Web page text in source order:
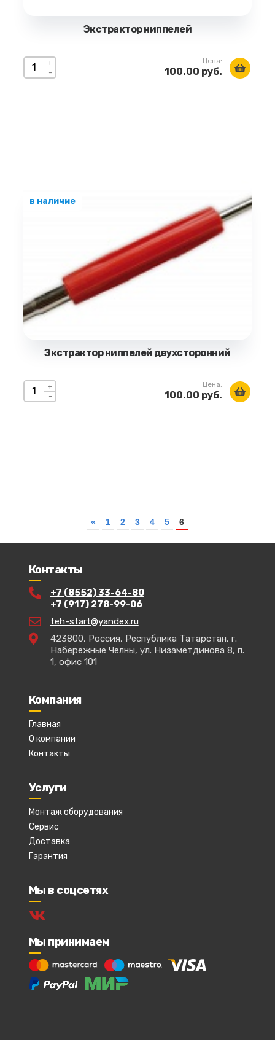
Экстрактор ниппелей
+
-
Цена:
100.00 руб.
в наличие
Экстрактор ниппелей двухсторонний
+
-
Цена:
100.00 руб.
« 1 2 3 4 5 6
Контакты
+7 (8552) 33-64-80
+7 (917) 278-99-06
teh-start@yandex.ru
423800, Россия, Республика Татарстан, г.
Набережные Челны, ул. Низаметдинова 8, п.
1, офис 101
Компания
Главная
О компании
Контакты
Услуги
Монтаж оборудования
Сервис
Доставка
Гарантия
Мы в соцсетях
Мы принимаем